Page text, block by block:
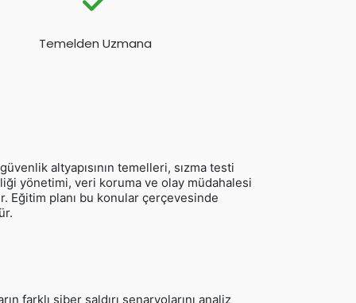
Temelden Uzmana
altyapısının temelleri, sızma testi
yönetimi, veri koruma ve olay müdahalesi
Eğitim planı bu konular çerçevesinde
farklı siber saldırı senaryolarını analiz